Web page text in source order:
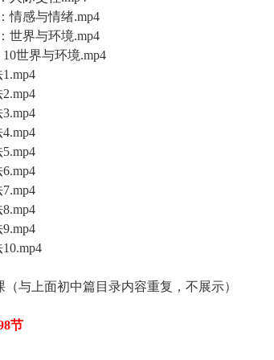
感与情绪.mp4
界与环境.mp4
世界与环境.mp4
与上面初中篇目录内容重复，不展示）
节